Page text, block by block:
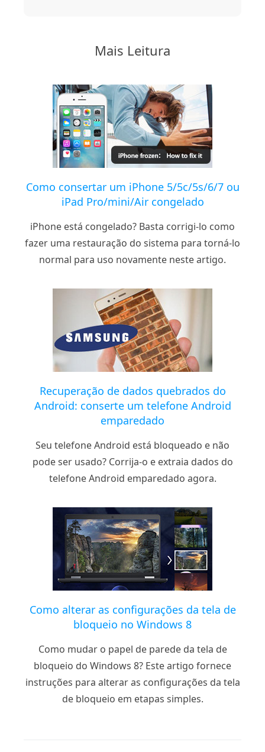
Mais Leitura
Como consertar um iPhone 5/5c/5s/6/7 ou
iPad Pro/mini/Air congelado
iPhone está congelado? Basta corrigi-lo como
fazer uma restauração do sistema para torná-lo
normal para uso novamente neste artigo.
Recuperação de dados quebrados do
Android: conserte um telefone Android
emparedado
Seu telefone Android está bloqueado e não
pode ser usado? Corrija-o e extraia dados do
telefone Android emparedado agora.
Como alterar as configurações da tela de
bloqueio no Windows 8
Como mudar o papel de parede da tela de
bloqueio do Windows 8? Este artigo fornece
instruções para alterar as configurações da tela
de bloqueio em etapas simples.